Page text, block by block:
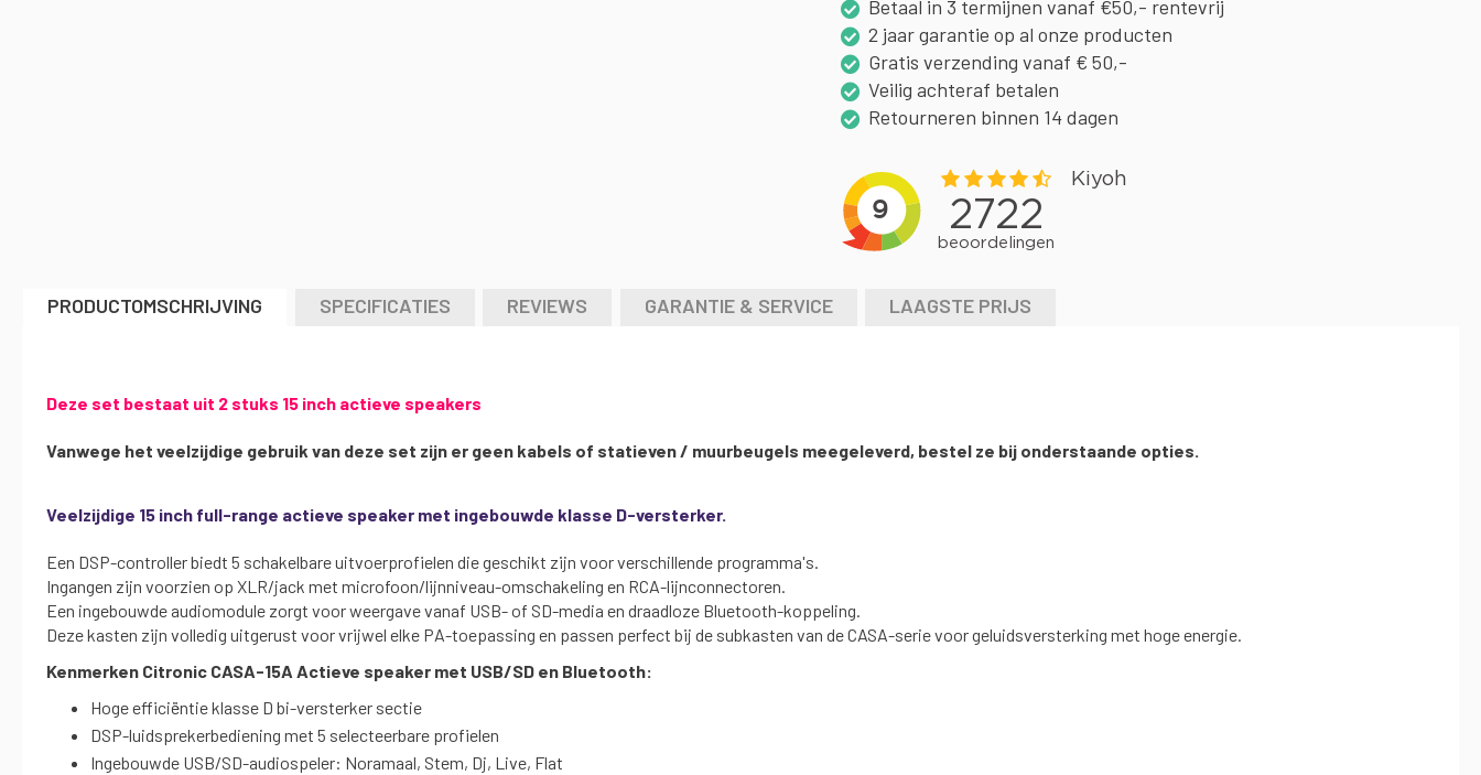
Betaal in 3 termijnen vanaf €50,- rentevrij
2 jaar garantie op al onze producten
Gratis verzending vanaf € 50,-
Veilig achteraf betalen
Retourneren binnen 14 dagen
PRODUCTOMSCHRIJVING SPECIFICATIES REVIEWS GARANTIE & SERVICE LAAGSTE PRIJS
Deze set bestaat uit 2 stuks 15 inch actieve speakers
Vanwege het veelzijdige gebruik van deze set zijn er geen kabels of statieven / muurbeugels meegeleverd, bestel ze bij onderstaande opties.
Veelzijdige 15 inch full-range actieve speaker met ingebouwde klasse D-versterker.
Een DSP-controller biedt 5 schakelbare uitvoerprofielen die geschikt zijn voor verschillende programma's.
Ingangen zijn voorzien op XLR/jack met microfoon/lijnniveau-omschakeling en RCA-lijnconnectoren.
Een ingebouwde audiomodule zorgt voor weergave vanaf USB- of SD-media en draadloze Bluetooth-koppeling.
Deze kasten zijn volledig uitgerust voor vrijwel elke PA-toepassing en passen perfect bij de subkasten van de CASA-serie voor geluidsversterking met hoge energie.
Kenmerken Citronic CASA-15A Actieve speaker met USB/SD en Bluetooth:
Hoge efficiëntie klasse D bi-versterker sectie
DSP-luidsprekerbediening met 5 selecteerbare profielen
Ingebouwde USB/SD-audiospeler: Noramaal, Stem, Dj, Live, Flat